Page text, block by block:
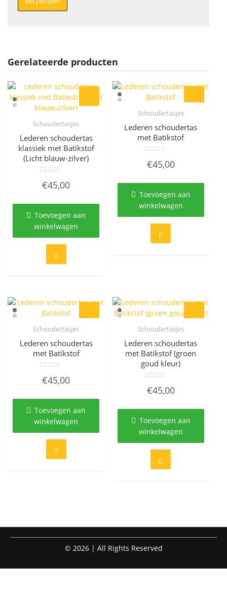
Gerelateerde producten
Schoudertasjes
Lederen schoudertas
klassiek met Batikstof
(Licht blauw-zilver)
0€45,00
Toevoegen aan
winkelwagen
Schoudertasjes
Lederen schoudertas
met Batikstof
0€45,00
Toevoegen aan
winkelwagen
Schoudertasjes
Lederen schoudertas
met Batikstof
0€45,00
Toevoegen aan
winkelwagen
Schoudertasjes
Lederen schoudertas
met Batikstof (groen
goud kleur)
0€45,00
Toevoegen aan
winkelwagen
© 2026 | All Rights Reserved